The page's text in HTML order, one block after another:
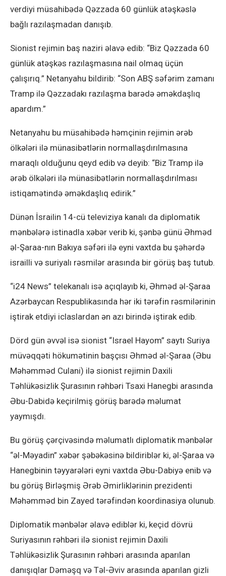
verdiyi müsahibədə Qəzzada 60 günlük atəşkəslə
bağlı razılaşmadan danışıb.
Sionist rejimin baş naziri əlavə edib: “Biz Qəzzada 60
günlük atəşkəs razılaşmasına nail olmaq üçün
çalışırıq.” Netanyahu bildirib: “Son ABŞ səfərim zamanı
Tramp ilə Qəzzadakı razılaşma barədə əməkdaşlıq
apardım.”
Netanyahu bu müsahibədə həmçinin rejimin ərəb
ölkələri ilə münasibətlərin normallaşdırılmasına
maraqlı olduğunu qeyd edib və deyib: “Biz Tramp ilə
ərəb ölkələri ilə münasibətlərin normallaşdırılması
istiqamətində əməkdaşlıq edirik.”
Dünən İsrailin 14-cü televiziya kanalı da diplomatik
mənbələrə istinadla xəbər verib ki, şənbə günü Əhməd
əl-Şaraa-nın Bakıya səfəri ilə eyni vaxtda bu şəhərdə
israilli və suriyalı rəsmilər arasında bir görüş baş tutub.
“i24 News” telekanalı isə açıqlayıb ki, Əhməd əl-Şaraa
Azərbaycan Respublikasında hər iki tərəfin rəsmilərinin
iştirak etdiyi iclaslardan ən azı birində iştirak edib.
Dörd gün əvvəl isə sionist “Israel Hayom” saytı Suriya
müvəqqəti hökumətinin başçısı Əhməd əl-Şaraa (Əbu
Məhəmməd Culani) ilə sionist rejimin Daxili
Təhlükəsizlik Şurasının rəhbəri Tsaxi Hanegbi arasında
Əbu-Dabidə keçirilmiş görüş barədə məlumat
yaymışdı.
Bu görüş çərçivəsində məlumatlı diplomatik mənbələr
“əl-Məyadin” xəbər şəbəkəsinə bildiriblər ki, əl-Şaraa və
Hanegbinin təyyarələri eyni vaxtda Əbu-Dabiyə enib və
bu görüş Birləşmiş Ərəb Əmirliklərinin prezidenti
Məhəmməd bin Zayed tərəfindən koordinasiya olunub.
Diplomatik mənbələr əlavə ediblər ki, keçid dövrü
Suriyasının rəhbəri ilə sionist rejimin Daxili
Təhlükəsizlik Şurasının rəhbəri arasında aparılan
danışıqlar Dəməşq və Təl-Əviv arasında aparılan gizli